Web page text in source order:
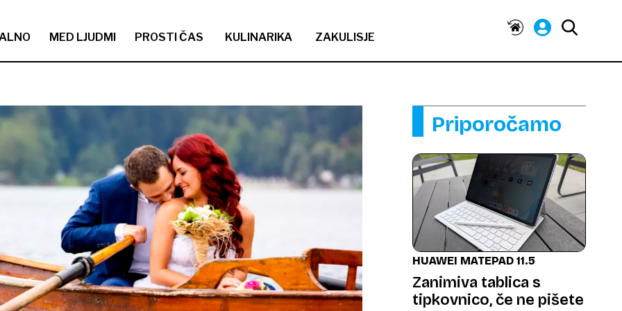
MED LJUDMI PROSTI ČAS KULINARIKA ZAKULISJE
Priporočamo
HUAWEI MATEPAD 11.5
Zanimiva tablica s
tipkovnico, če ne pišete